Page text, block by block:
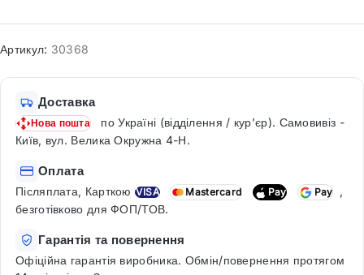
Артикул: 30368
Доставка
Нова пошта
по Україні (відділення / кур’єр). Самовивіз -
Київ, вул. Велика Окружна 4-Н.
Оплата
Післяплата, Карткою VISA Mastercard Pay Pay
,
безготівково для ФОП/ТОВ.
Гарантія та повернення
Офіційна гарантія виробника. Обмін/повернення протягом